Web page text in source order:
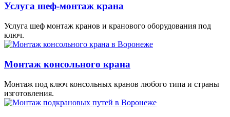
Услуга шеф-монтаж крана
Услуга шеф монтаж кранов и кранового оборудования под
ключ.
Монтаж консольного крана
Монтаж под ключ консольных кранов любого типа и страны
изготовления.